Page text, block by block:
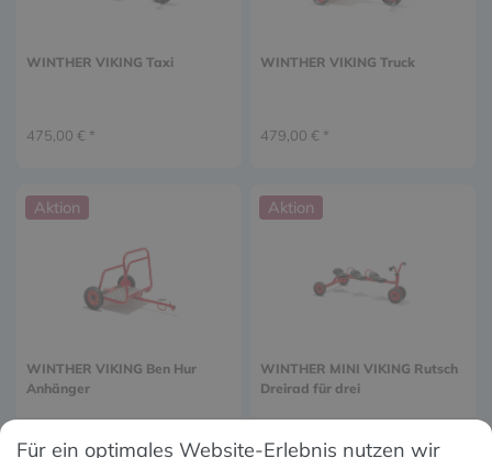
WINTHER VIKING Taxi
475,00 € *
WINTHER VIKING Truck
479,00 € *
Aktion
WINTHER VIKING Ben Hur
Anhänger
309,00 € *
Aktion
WINTHER MINI VIKING Rutsch
Dreirad für drei
179,00 € *
Für ein optimales Website-Erlebnis nutzen wir